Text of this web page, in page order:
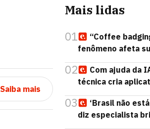
Saiba mais
Mais lidas
01
“Coffee
fenômeno afeta
02
Com ajuda da
técnica cria
03
‘Brasil não
diz especialista